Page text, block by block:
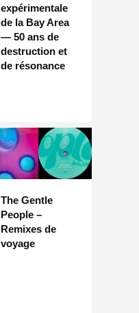
expérimentale
de la Bay Area
— 50 ans de
destruction et
de résonance
The Gentle
People –
Remixes de
voyage